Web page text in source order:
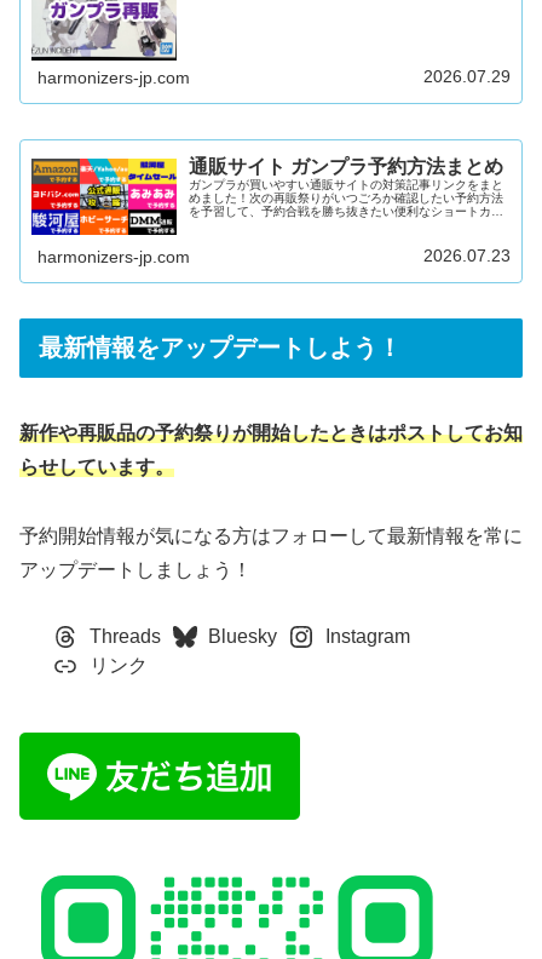
harmonizers-jp.com 2026.07.29
通販サイト ガンプラ予約方法まとめ
ガンプラが買いやすい通販サイトの対策記事リンクをまと
めました！次の再販祭りがいつごろか確認したい予約方法
を予習して、予約合戦を勝ち抜きたい便利なショートカッ
度：中～高在庫量：多DMM通販難易度：低在庫量：多
Amazon難易度：低～中在庫量：多駿河屋難易度：中～高
harmonizers-jp.com 2026.07.23
最新情報をアップデートしよう！
新作や再販品の予約祭りが開始したときはポストしてお知
らせしています。
予約開始情報が気になる方はフォローして最新情報を常に
アップデートしましょう！
Threads Bluesky
Instagram
リンク